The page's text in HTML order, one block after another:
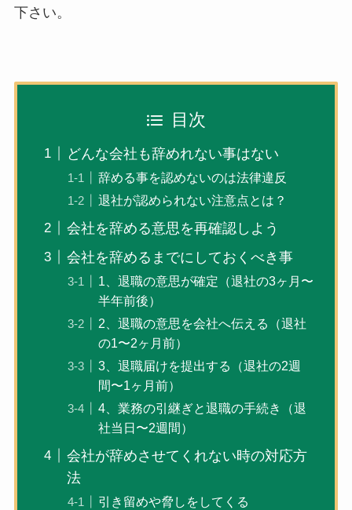
下さい。
目次
どんな会社も辞めれない事はない
辞める事を認めないのは法律違反
退社が認められない注意点とは？
会社を辞める意思を再確認しよう
会社を辞めるまでにしておくべき事
1、退職の意思が確定（退社の3ヶ月〜
半年前後）
2、退職の意思を会社へ伝える（退社
の1〜2ヶ月前）
3、退職届けを提出する（退社の2週
間〜1ヶ月前）
4、業務の引継ぎと退職の手続き（退
社当日〜2週間）
会社が辞めさせてくれない時の対応方
法
引き留めや脅しをしてくる